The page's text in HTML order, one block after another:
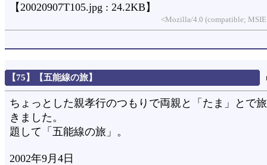
【20020907T105.jpg : 24.2KB】
<Mozilla/4.0 (compatible;
【75】【五能線の旅】
ちょっとした親孝行のつもりで両親と「たま」とで
きました。
題して「五能線の旅」。
2002年9月4日